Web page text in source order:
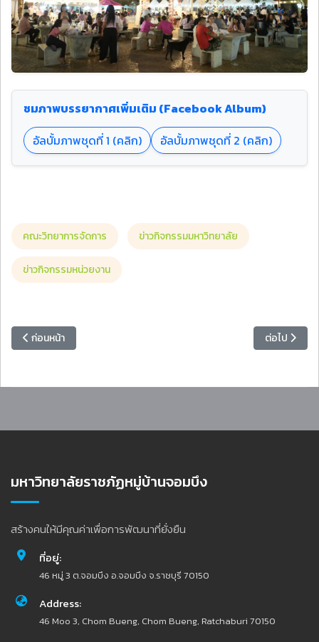
ชมภาพบรรยากาศเพิ่มเติม (Facebook Album)
อัลบั้มภาพชุดที่ 1 (คลิก)
อัลบั้มภาพชุดที่ 2 (คลิก)
คณะวิทยาการจัดการ ข่าวกิจกรรมมหาวิทยาลัย
ข่าวกิจกรรมหน่วยงาน
เนื้อหาก่อนหน้า: สาขาวิชาคณิตศาสตร์ คณะวิทยาศาสตร์และเทคโนโลยี
ก่อนหน้า เนื้อหาถัดไป
ต่อไป
มหาวิทยาลัยราชภัฏหมู่บ้านจอมบึง
สร้างคนให้มีคุณค่าเพื่อการพัฒนาที่ยั่งยืน
ที่อยู่:
46 หมู่ 3 ต.จอมบึง อ.จอมบึง จ.ราชบุรี 70150
Address:
46 Moo 3, Chom Bueng, Chom Bueng, Ratchaburi 70150